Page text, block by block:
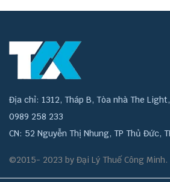
Địa chỉ: 1312, Tháp B, Tòa nhà The
0989 258 233
CN: 52 Nguyễn Thị Nhung, TP Thủ Đức,
©2015- 2023 by Đại Lý Thuế Công Minh.